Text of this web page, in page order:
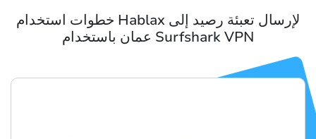
خطوات استخدام Hablax لإرسال تعبئة رصيد إلى
عمان باستخدام Surfshark VPN